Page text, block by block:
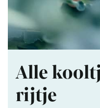
Alle
rijtje